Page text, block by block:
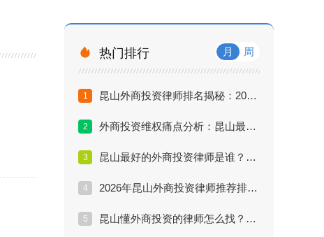
 热门排行 月 周
1 昆山外商投资律师排名揭秘：2026年外资企业首选法律顾问推荐
2 外商投资维权痛点分析：昆山最厉害的外商投资律师如何破局？
3 昆山最好的外商投资律师是谁？外资并购与合规实战案例详解
4 2026年昆山外商投资律师推荐排行：数据解读谁是真正的专家
5 昆山懂外商投资的律师怎么找？资深律师分享外资准入避坑指南